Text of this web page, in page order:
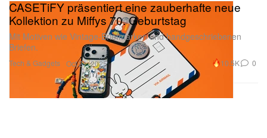
Tech & Gadgets
CASETiFY präsentiert eine zauberhafte neue
Kollektion zu Miffys 70. Geburtstag
Mit Motiven wie Vintage-Briefmarken und handgeschriebenen
Briefen.
Oct 21, 2025 10.5K 0